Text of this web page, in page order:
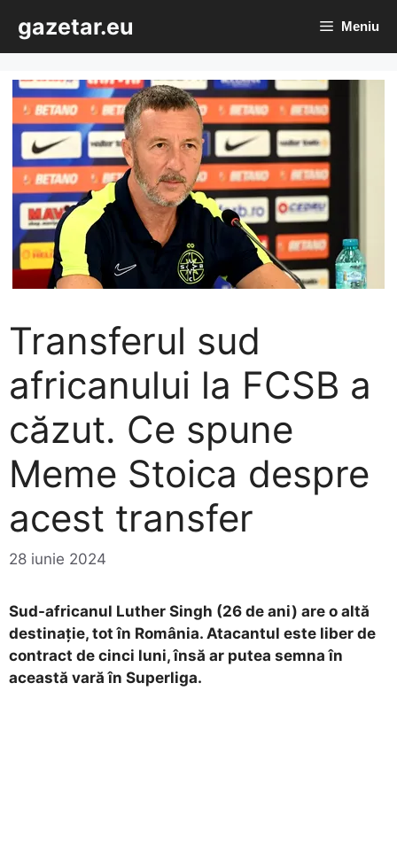
conținut
gazetar.eu Meniu
Transferul sud
africanului la FCSB a
căzut. Ce spune
Meme Stoica despre
acest transfer
28 iunie 2024
Sud-africanul Luther Singh (26 de ani) are o altă
destinaţie, tot în România. Atacantul este liber de
contract de cinci luni, însă ar putea semna în
această vară în Superliga.